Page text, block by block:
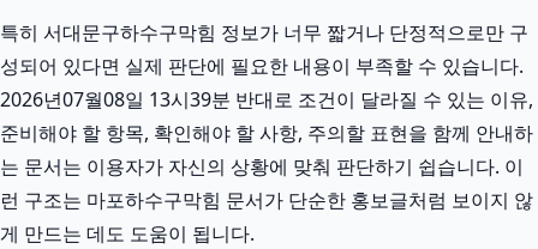
특히 서대문구하수구막힘 정보가 너무 짧거나 단정적으로만 구
성되어 있다면 실제 판단에 필요한 내용이 부족할 수 있습니다.
2026년07월08일 13시39분 반대로 조건이 달라질 수 있는 이유,
준비해야 할 항목, 확인해야 할 사항, 주의할 표현을 함께 안내하
는 문서는 이용자가 자신의 상황에 맞춰 판단하기 쉽습니다. 이
런 구조는 마포하수구막힘 문서가 단순한 홍보글처럼 보이지 않
게 만드는 데도 도움이 됩니다.